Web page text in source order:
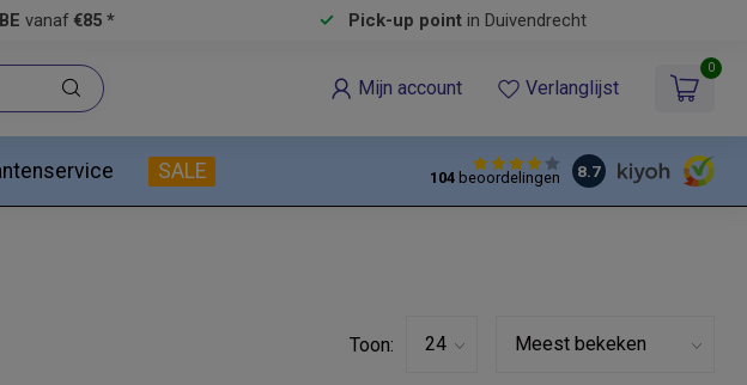
vanaf €85 * Pick-up pointin Duivendrecht
Mijn account Verlanglijst
0
SALE 104beoordelingen 8.7
Toon: